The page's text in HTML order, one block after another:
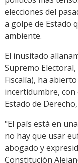
elecciones del
a golpe de Estado
ambiente.
El inusitado
Supremo
Fiscalía), ha
incertidumbre,
Estado de
"El país está en
no hay que usar
abogado y
Constitución